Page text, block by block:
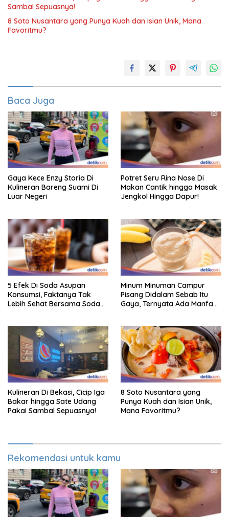
Sambal Sepuasnya!
8 Soto Nusantara yang Punya Kuah dan Isian Unik, Mana
Favoritmu?
Baca Juga
Gaya Kece Enzy Storia Di
Kulineran Bareng Suami Di
Luar Negeri
Potret Seru Rina Nose Di
Makan Cantik hingga Masak
Jengkol Hingga Dapur!
5 Efek Di Soda Asupan
Konsumsi, Faktanya Tak
Lebih Sehat Bersama Soda
Minum Minuman Campur
Pisang Didalam Sebab Itu
Gaya, Ternyata Ada Manfaat
Kulineran Di Bekasi, Cicip Iga
Bakar hingga Sate Udang
Pakai Sambal Sepuasnya!
8 Soto Nusantara yang
Punya Kuah dan Isian Unik,
Mana Favoritmu?
Rekomendasi untuk kamu